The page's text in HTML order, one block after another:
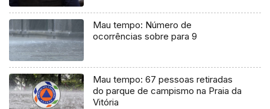
Mau tempo: Número de
ocorrências sobre para 9
Mau tempo: 67 pessoas retiradas
do parque de campismo na Praia da
Vitória